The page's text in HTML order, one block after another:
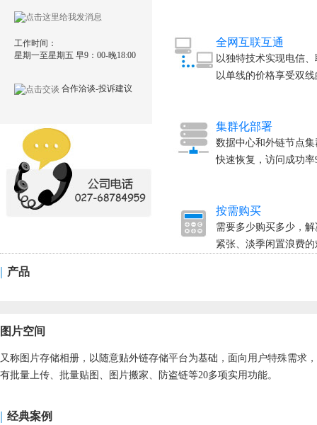
工作时间：
星期一至星期五 早9：00-晚18:00
合作洽谈-投诉建议
全网互联互通
以独特技术实现电信
以单线的价格享受双
集群化部署
数据中心和外链节点
快速恢复，访问成功率
按需购买
需要多少购买多少，
紧张、淡季闲置浪费的
| 产品
图片空间
又称图片存储相册，以随意贴外链存储平台为基础，面向用户特殊需求
有批量上传、批量贴图、图片搬家、防盗链等20多项实用功能。
| 经典案例